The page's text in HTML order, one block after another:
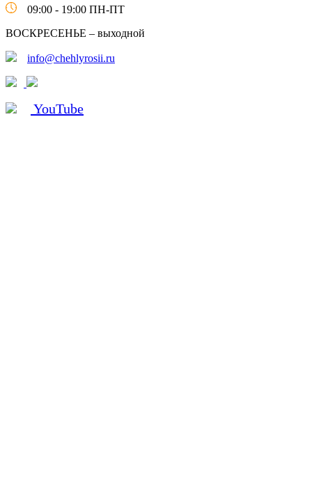
09:00 - 19:00 ПН-ПТ
ВОСКРЕСЕНЬЕ – выходной
info@chehlyrosii.ru
YouTube